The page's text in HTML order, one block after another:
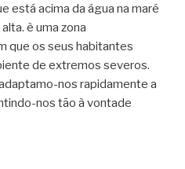
está acima da água na maré
è uma zona
que os seus habitantes
de extremos severos.
nos rapidamente a
nos tão à vontade